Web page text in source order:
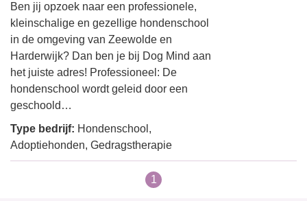
Ben jij opzoek naar een professionele,
kleinschalige en gezellige hondenschool
in de omgeving van Zeewolde en
Harderwijk? Dan ben je bij Dog Mind aan
het juiste adres! Professioneel: De
hondenschool wordt geleid door een
geschoold…
Type bedrijf: Hondenschool,
Adoptiehonden, Gedragstherapie
1